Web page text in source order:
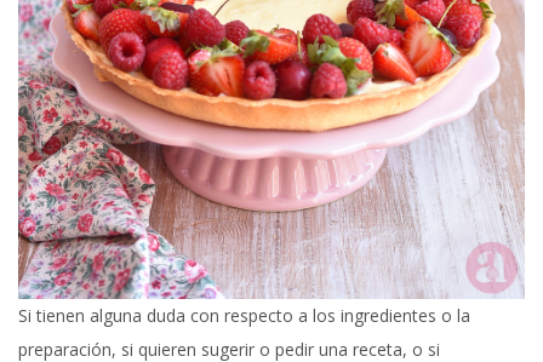
Si tienen alguna duda con respecto a los ingredientes o la
preparación, si quieren sugerir o pedir una receta, o si